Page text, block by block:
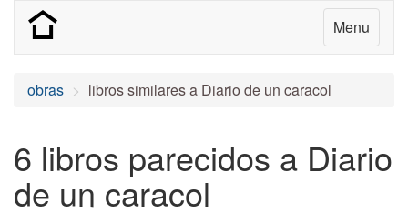
Menu
obras libros similares a Diario de un caracol
6 libros parecidos a Diario
de un caracol